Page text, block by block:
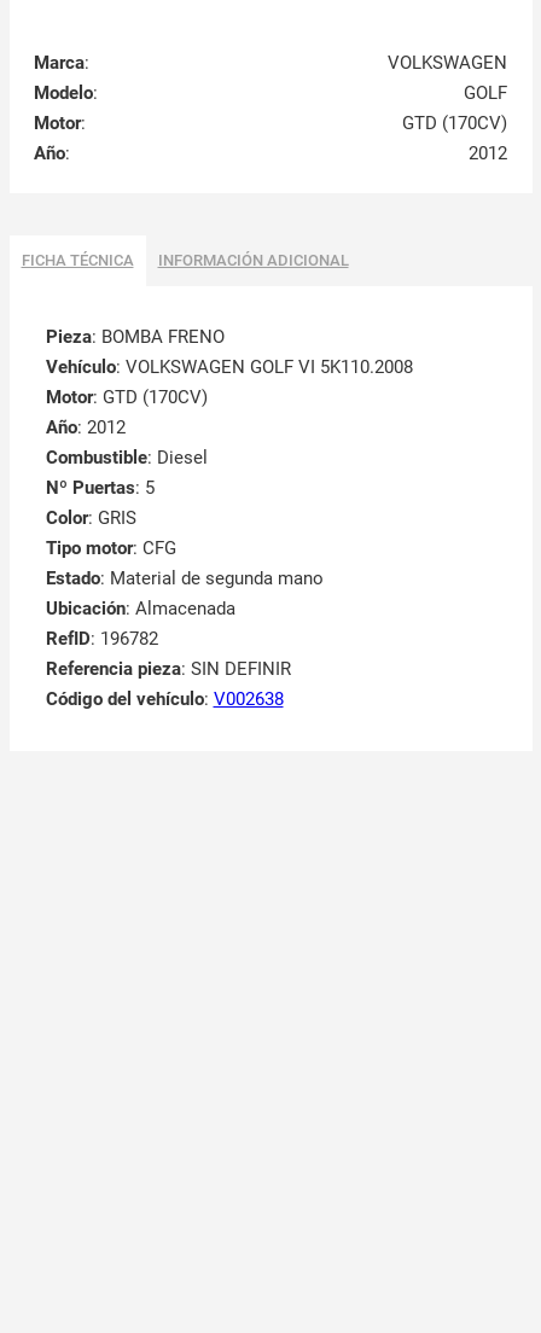
Marca:
VOLKSWAGEN
Modelo:
GOLF
Motor:
GTD (170CV)
Año: 2012
FICHA TÉCNICA INFORMACIÓN ADICIONAL
Pieza: BOMBA FRENO
Vehículo: VOLKSWAGEN GOLF VI 5K110.2008
Motor: GTD (170CV)
Año: 2012
Combustible: Diesel
Nº Puertas: 5
Color: GRIS
Tipo motor: CFG
Estado: Material de segunda mano
Ubicación: Almacenada
RefID: 196782
Referencia pieza: SIN DEFINIR
Código del vehículo: V002638